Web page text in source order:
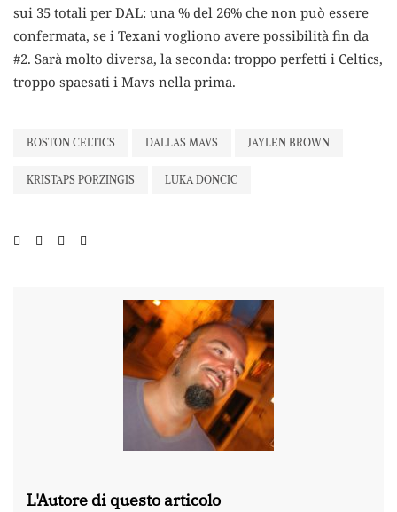
sui 35 totali per DAL: una % del 26% che non può essere
confermata, se i Texani vogliono avere possibilità fin da
#2. Sarà molto diversa, la seconda: troppo perfetti i Celtics,
troppo spaesati i Mavs nella prima.
BOSTON CELTICS DALLAS MAVS JAYLEN BROWN
KRISTAPS PORZINGIS LUKA DONCIC
L'Autore di questo articolo